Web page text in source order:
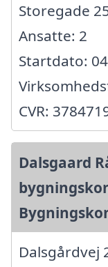
Storegade
Ansatte: 2
Startdato:
CVR:
Dalsgaard
Dalsgårdvej